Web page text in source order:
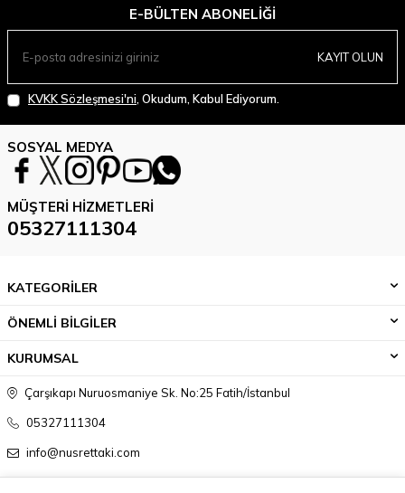
E-BÜLTEN ABONELIĞI
KAYIT OLUN
KVKK Sözleşmesi'ni , Okudum, Kabul Ediyorum.
SOSYAL MEDYA
MÜŞTERI HIZMETLERI
05327111304
KATEGORİLER
ÖNEMLİ BİLGİLER
KURUMSAL
Çarşıkapı Nuruosmaniye Sk. No:25 Fatih/İstanbul
05327111304
info@nusrettaki.com